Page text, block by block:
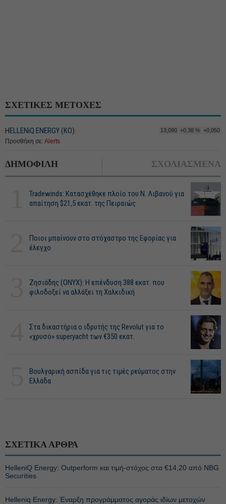
ΣΧΕΤΙΚΕΣ ΜΕΤΟΧΕΣ
HELLENiQ ENERGY (ΚΟ) 13,090 +0,38 % +0,050
Προσθήκη σε: Alerts
ΔΗΜΟΦΙΛΗ ΣΧΟΛΙΑΣΜΕΝΑ
Tradewinds: Κατασχέθηκε πλοίο του Ν. Λιβανού για
απαίτηση $21,5 εκατ. της Πειραιώς
Ποιοι μπαίνουν στο στόχαστρο της Εφορίας για
έλεγχο
Ζησιάδης (ONYX): Η επένδυση 388 εκατ. που
φιλοδοξεί να αλλάξει τη Χαλκιδική
Στα δικαστήρια ο ιδρυτής της Revolut για το
«χρυσό» superyacht των €350 εκατ.
Βουλγαρική ασπίδα για τις τιμές ρεύματος στην
Ελλάδα
ΣΧΕΤΙΚΑ ΑΡΘΡΑ
HelleniQ Energy: Outperform και τιμή-στόχος στα €14,20 από NBG
Securities
Helleniq Energy: Έναρξη προγράμματος αγοράς ιδίων μετοχών